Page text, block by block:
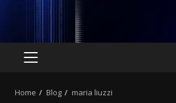
PRIMARY
Home Blog maria liuzzi